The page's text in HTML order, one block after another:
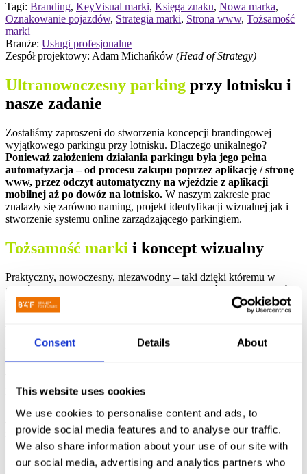
Consent Details About
This website uses cookies
We use cookies to personalise content and ads, to
provide social media features and to analyse our traffic.
We also share information about your use of our site with
our social media, advertising and analytics partners who
Tagi: Branding, KeyVisual marki, Księga znaku, Nowa marka,
Oznakowanie pojazdów, Strategia marki, Strona www, Tożsamość
marki
Branże: Usługi profesjonalne
Zespół projektowy: Adam Michańków (Head of Strategy)
Ultranowoczesny parking przy lotnisku i
nasze zadanie
Zostaliśmy zaproszeni do stworzenia koncepcji brandingowej
wyjątkowego parkingu przy lotnisku. Dlaczego unikalnego?
Ponieważ założeniem działania parkingu była jego pełna
automatyzacja – od procesu zakupu poprzez aplikację / stronę
www, przez odczyt automatyczny na wjeździe z aplikacji
mobilnej aż po dowóz na lotnisko. W naszym zakresie prac
znalazły się zarówno naming, projekt identyfikacji wizualnej jak i
stworzenie systemu online zarządzającego parkingiem.
Tożsamość marki i koncept wizualny
Praktyczny, nowoczesny, niezawodny – taki dzięki któremu w
podróży nie tracisz ani chwili czasu. W tożsamości marki chcieliśmy
uchwycić założenia strategiczne Właściciela:
wybrane, podświetlone miejsce (w celu szybszego odnalezienia
miejsca)
klasie premium oraz poczekania w minirestauracji przy stacji
benzynowej połączonej z parkingiem
– transfer lotniskowy co 10 min dedykowanym busem, z informacją
zawartą w aplikacji mobilnej